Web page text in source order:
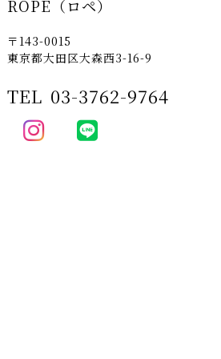
ROPE（ロペ）
〒143-0015
東京都大田区大森西3-16-9
TEL 03-3762-9764